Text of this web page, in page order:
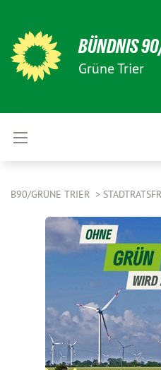
BÜNDNIS
Grüne Trier
B90/GRÜNE TRIER